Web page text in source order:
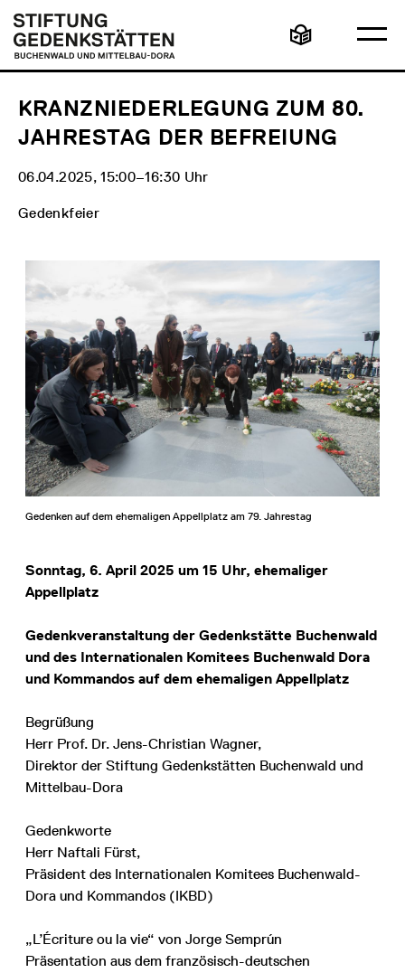
zum
Inhalt
Stiftung
Gedenkstätten
Buchenwald
und
Mittelbau-
Leichte
Sprache
KRANZNIEDERLEGUNG ZUM 80.
JAHRESTAG DER BEFREIUNG
06.04.2025, 15:00‒16:30 Uhr
Gedenkfeier
Gedenken auf dem ehemaligen Appellplatz am 79. Jahrestag
Sonntag, 6. April 2025 um 15 Uhr, ehemaliger
Appellplatz
Gedenkveranstaltung der Gedenkstätte Buchenwald
und des Internationalen Komitees Buchenwald Dora
und Kommandos auf dem ehemaligen Appellplatz
Begrüßung
Herr Prof. Dr. Jens-Christian Wagner,
Direktor der Stiftung Gedenkstätten Buchenwald und
Mittelbau-Dora
Gedenkworte
Herr Naftali Fürst,
Präsident des Internationalen Komitees Buchenwald-
Dora und Kommandos (IKBD)
„L’Écriture ou la vie“ von Jorge Semprún
Präsentation aus dem französisch-deutschen